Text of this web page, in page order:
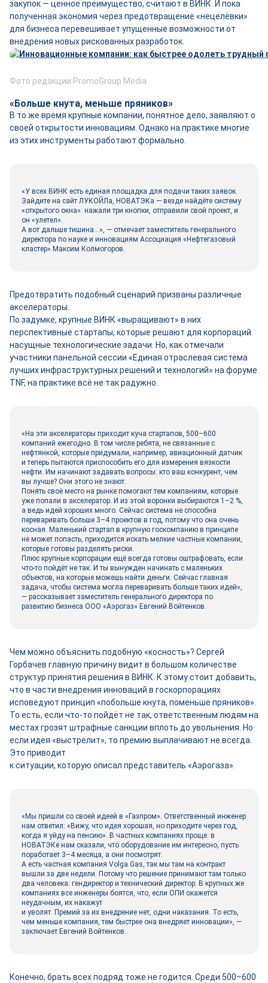
закупок — ценное преимущество, считают в ВИНК. И пока
полученная экономия через предотвращение «нецелёвки»
для бизнеса перевешивает упущенные возможности от
внедрения новых рискованных разработок.
Фото редакции PromoGroup Media
«Больше кнута, меньше пряников»
В то же время крупные компании, понятное дело, заявляют о
своей открытости инновациям. Однако на практике многие
из этих инструменты работают формально.
«У всех ВИНК есть единая площадка для подачи таких заявок.
Зайдите на сайт ЛУКОЙЛа, НОВАТЭКа — везде найдёте систему
«открытого окна»: нажали три кнопки, отправили свой проект, и
он «улетел».
А вот дальше тишина…», — отмечает заместитель генерального
директора по науке и инновациям Ассоциация «Нефтегазовый
кластер» Максим Колмогоров.
Предотвратить подобный сценарий призваны различные
акселераторы.
По задумке, крупные ВИНК «выращивают» в них
перспективные стартапы, которые решают для корпораций
насущные технологические задачи. Но, как отмечали
участники панельной сессии «Единая отраслевая система
лучших инфраструктурных решений и технологий» на форуме
TNF, на практике всё не так радужно.
«На эти акселераторы приходит куча стартапов, 500–600
компаний ежегодно. В том числе ребята, не связанные с
нефтянкой, которые придумали, например, авиационный датчик
и теперь пытаются приспособить его для измерения вязкости
нефти. Им начинают задавать вопросы: кто ваш конкурент, чем
вы лучше? Они этого не знают.
Понять своё место на рынке помогают тем компаниям, которые
уже попали в акселератор. И из этой воронки выбираются 1–2 %,
а ведь идей хороших много. Сейчас система не способна
переваривать больше 3–4 проектов в год, потому что она очень
косная. Маленький стартап в крупную госкомпанию в принципе
не может попасть, приходится искать мелкие частные компании,
которые готовы разделять риски.
Плюс крупные корпорации ещё всегда готовы оштрафовать, если
что-то пойдёт не так. И ты вынужден начинать с маленьких
объектов, на которые можешь найти деньги. Сейчас главная
задача, чтобы система могла переваривать больше таких идей»,
— рассказывает заместитель генерального директора по
развитию бизнеса ООО «Аэрогаз» Евгений Войтенков.
Чем можно объяснить подобную «косность»? Сергей
Горбачев главную причину видит в большом количестве
структур принятия решения в ВИНК. К этому стоит добавить,
что в части внедрения инноваций в госкорпорациях
исповедуют принцип «побольше кнута, поменьше пряников».
То есть, если что-то пойдёт не так, ответственным людям на
местах грозят штрафные санкции вплоть до увольнения. Но
если идея «выстрелит», то премию выплачивают не всегда.
Это приводит
к ситуации, которую описал представитель «Аэрогаза».
«Мы пришли со своей идеей в «Газпром». Ответственный инженер
нам ответил: «Вижу, что идея хорошая, но приходите через год,
когда я уйду на пенсию». В частных компаниях проще: в
НОВАТЭКе нам сказали, что оборудование им интересно, пусть
поработает 3–4 месяца, а они посмотрят.
А есть частная компания Volga Gas, так мы там на контракт
вышли за две недели. Потому что решение принимают там только
два человека: гендиректор и технический директор. В крупных же
компаниях все инженеры боятся, что, если ОПИ окажется
неудачным, их накажут
и уволят. Премий за их внедрение нет, одни наказания. То есть,
чем меньше компания, тем быстрее она внедряет инновации», —
заключает Евгений Войтенков.
Конечно, брать всех подряд тоже не годится. Среди 500–600